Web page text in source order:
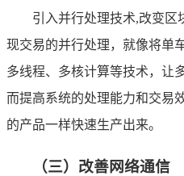
引入并行处理技术,改变区
现交易的并行处理，就像将单
多线程、多核计算等技术，让
而提高系统的处理能力和交易
的产品一样快速生产出来。
（三）改善网络通信